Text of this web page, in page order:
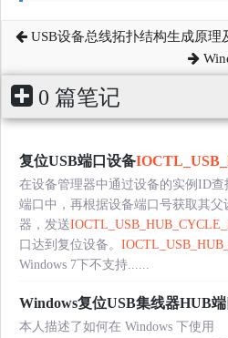
USB设备总线拓扑结构生成原理
0 篇笔记
复位USB端口设备
在设备管理器中通过设备的实例ID
端口中，再根据设备端口号获取其
器，发送
口达到复位设备。
Windows 7下不支持......
Windows复位USB集线器HUB
本人描述了如何在 Windows 下使用